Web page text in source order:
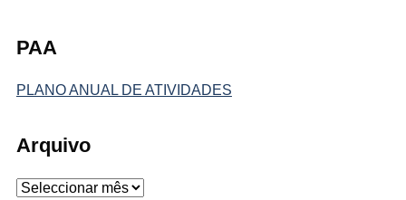
PAA
PLANO ANUAL DE ATIVIDADES
Arquivo
Arquivo